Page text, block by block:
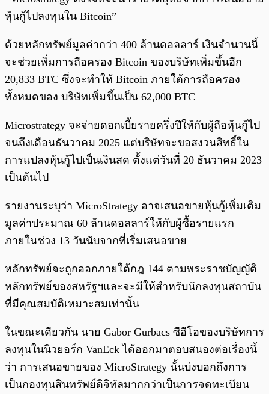
หุ้นกู้ไปลงทุนใน Bitcoin”
ด้วยหลักทรัพย์มูลค่ากว่า 400 ล้านดอลลาร์ เงินจำนวนนี้
จะช่วยเพิ่มการถือครอง Bitcoin ของบริษัทเพิ่มขึ้นอีก
20,833 BTC ซึ่งจะทำให้ Bitcoin ภายใต้การถือครอง
ทั้งหมดของ บริษัทเพิ่มขึ้นเป็น 62,000 BTC
Microstrategy จะจ่ายดอกเบี้ยรายครึ่งปีให้กับผู้ถือหุ้นกู้ไป
จนถึงเดือนธันวาคม 2025 แต่บริษัทจะขอสงวนสิทธิ์ใน
การแปลงหุ้นกู้ไปเป็นเงินสด ตั้งแต่วันที่ 20 ธันวาคม 2023
เป็นต้นไป
รายงานระบุว่า MicroStrategy อาจเสนอขายหุ้นกู้เพิ่มเติม
มูลค่าประมาณ 60 ล้านดอลลาร์ให้กับผู้ซื้อรายแรก
ภายในช่วง 13 วันนับจากที่เริ่มเสนอขาย
หลักทรัพย์จะถูกออกภายใต้กฎ 144 ตามพระราชบัญญัติ
หลักทรัพย์ของสหรัฐฯและจะมีให้สำหรับนักลงทุนสถาบัน
ที่มีคุณสมบัติเหมาะสมเท่านั้น
ในขณะเดียวกัน นาย Gabor Gurbacs ซีอีโอของบริษัทการ
ลงทุนในนิวยอร์ก VanEck ได้ออกมาตอบสนองต่อเรื่องนี้
ว่า การเสนอขายของ MicroStrategy นั้นบ่งบอกถึงการ
เป็นกองทุนสินทรัพย์ดิจิทัลมากกว่าเป็นการจดทะเบียน